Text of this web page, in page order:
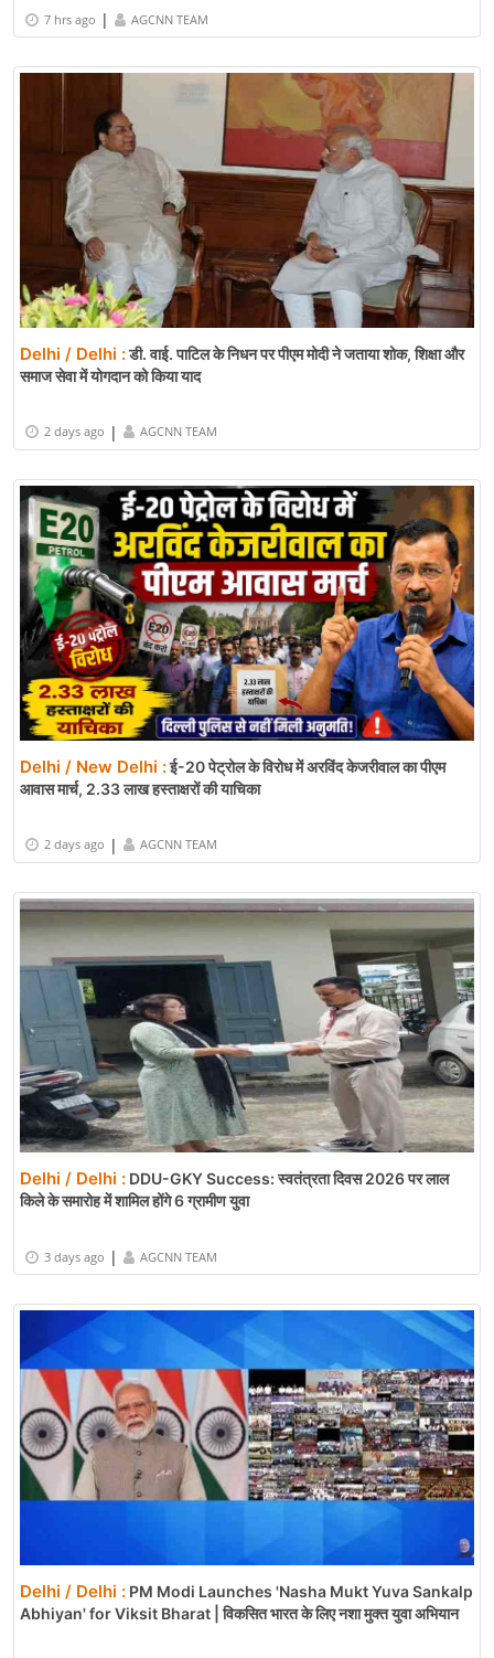
7 hrs ago | AGCNN TEAM
Delhi / Delhi :डी. वाई. पाटिल के निधन पर पीएम मोदी ने जताया शोक, शिक्षा और
समाज सेवा में योगदान को किया याद
2 days ago | AGCNN TEAM
Delhi / New Delhi :ई-20 पेट्रोल के विरोध में अरविंद केजरीवाल का पीएम
आवास मार्च, 2.33 लाख हस्ताक्षरों की याचिका
2 days ago | AGCNN TEAM
Delhi / Delhi : DDU-GKY Success: स्वतंत्रता दिवस 2026 पर लाल
किले के समारोह में शामिल होंगे 6 ग्रामीण युवा
3 days ago | AGCNN TEAM
Delhi / Delhi : PM Modi Launches 'Nasha Mukt Yuva Sankalp
Abhiyan' for Viksit Bharat | विकसित भारत के लिए नशा मुक्त युवा अभियान